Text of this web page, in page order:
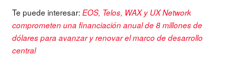
Te puede interesar: EOS, Telos, WAX y UX Network
comprometen una financiación anual de 8 millones de
dólares para avanzar y renovar el marco de desarrollo
central